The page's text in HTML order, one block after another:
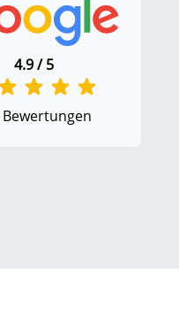
4.9 / 5
Bewertungen